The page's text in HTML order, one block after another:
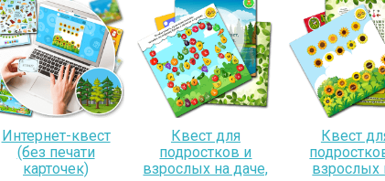
Интернет-квест
(без печати
карточек)
Квест для
подростков и
взрослых на даче,
Квест
взрослых